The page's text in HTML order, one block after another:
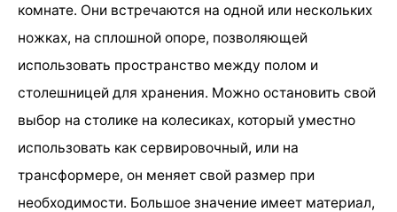
комнате. Они встречаются на одной или нескольких
ножках, на сплошной опоре, позволяющей
использовать пространство между полом и
столешницей для хранения. Можно остановить свой
выбор на столике на колесиках, который уместно
использовать как сервировочный, или на
трансформере, он меняет свой размер при
необходимости. Большое значение имеет материал,